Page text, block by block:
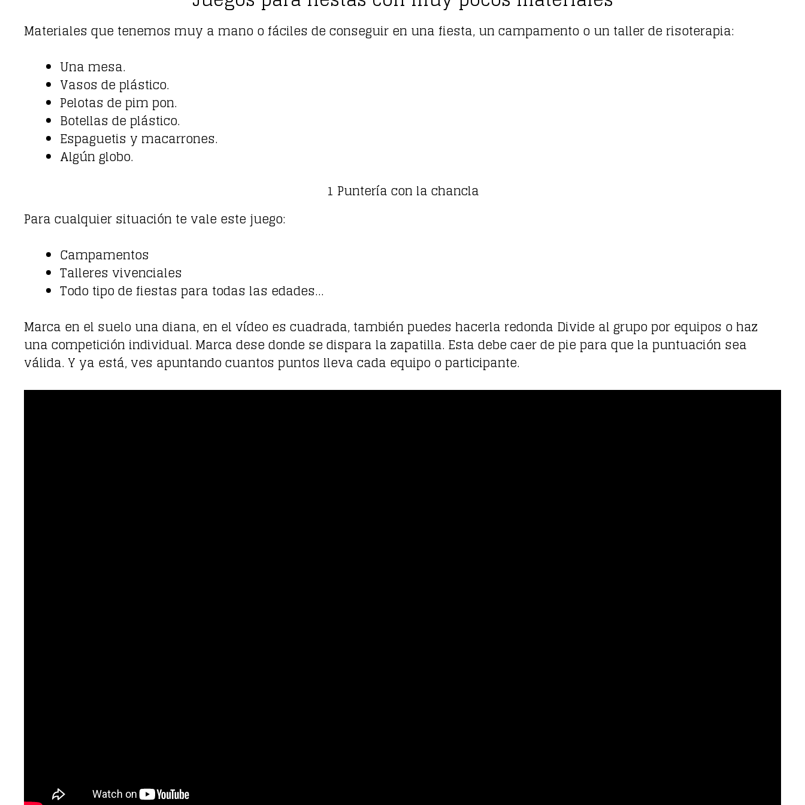
Materiales que tenemos muy a mano o fáciles de conseguir en una fiesta, un campamento o un taller de risoterapia:
Una mesa.
Vasos de plástico.
Pelotas de pim pon.
Botellas de plástico.
Espaguetis y macarrones.
Algún globo.
1 Puntería con la chancla
Para cualquier situación te vale este juego:
Campamentos
Talleres vivenciales
Todo tipo de fiestas para todas las edades…
Marca en el suelo una diana, en el vídeo es cuadrada, también puedes hacerla redonda Divide al grupo por equipos o haz
una competición individual. Marca dese donde se dispara la zapatilla. Esta debe caer de pie para que la puntuación sea
válida. Y ya está, ves apuntando cuantos puntos lleva cada equipo o participante.